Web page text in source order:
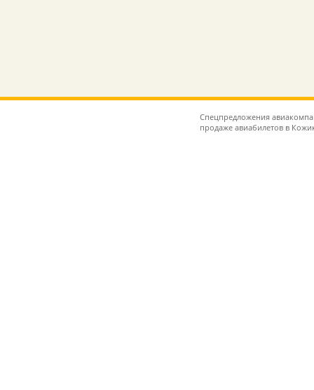
Спецпредложения
продаже авиабилетов в